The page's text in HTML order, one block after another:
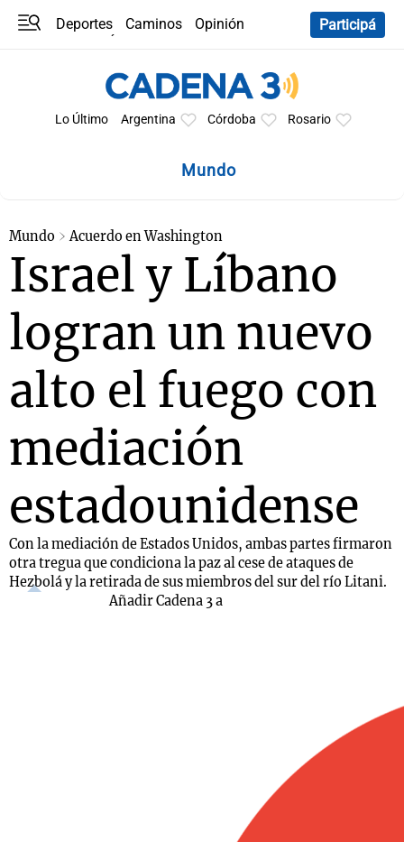
Deportes Caminos
Opinión
Participá
Lo Último Argentina Córdoba Rosario
Mundo
Mundo Acuerdo en Washington
Israel y Líbano
logran un nuevo
alto el fuego con
mediación
estadounidense
Con la mediación de Estados Unidos, ambas partes firmaron
otra tregua que condiciona la paz al cese de ataques de
Hezbolá y la retirada de sus miembros del sur del río Litani.
Añadir Cadena 3 a